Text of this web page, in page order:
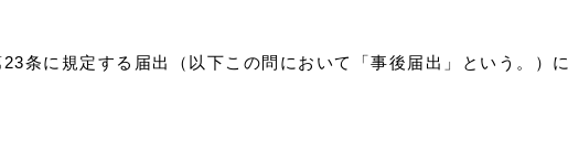
条に規定する届出（以下この問において「事後届出」という。）に